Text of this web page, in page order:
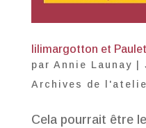
lilimargotton et
par Annie Launay
Archives de
Cela pourrait être